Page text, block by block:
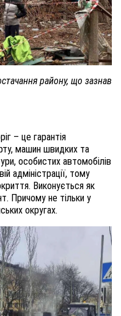
району, що зазнав
– це гарантія
машин швидких та
особистих автомобілів
адміністрації, тому
Виконується як
Причому не тільки у
округах.